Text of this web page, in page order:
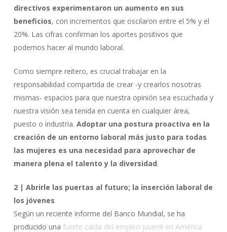
directivos experimentaron un aumento en sus
beneficios, con incrementos que oscilaron entre el 5% y el
20%. Las cifras confirman los aportes positivos que
podemos hacer al mundo laboral.
Como siempre reitero, es crucial trabajar en la
responsabilidad compartida de crear -y crearlos nosotras
mismas- espacios para que nuestra opinión sea escuchada y
nuestra visión sea tenida en cuenta en cualquier área,
puesto o industria. Adoptar una postura proactiva en la
creación de un entorno laboral más justo para todas
las mujeres es una necesidad para aprovechar de
manera plena el talento y la diversidad.
2 | Abrirle las puertas al futuro; la inserción laboral de
los jóvenes
Según un reciente informe del Banco Mundial, se ha
producido una fuerte caída del empleo juvenil en América